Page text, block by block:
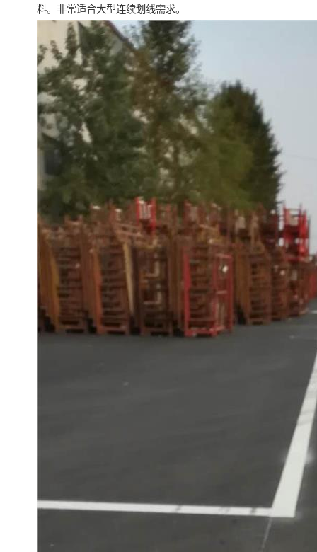
料。非常适合大型连续划线需求。